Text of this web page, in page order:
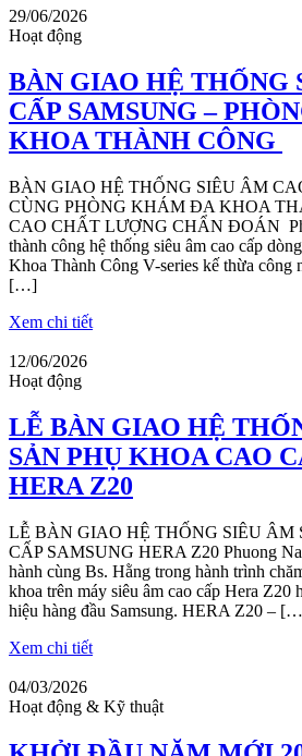
29/06/2026
Hoạt động
BÀN GIAO HỆ THỐNG
CẤP SAMSUNG –
KHOA THÀNH CÔNG
BÀN GIAO HỆ THỐNG SIÊU ÂM
CÙNG PHÒNG KHÁM ĐA KHOA
CAO CHẤT LƯỢNG CHẨN ĐOÁN
thành công hệ thống siêu âm cao cấp
Khoa Thành Công V-series kế thừa công
[…]
Xem chi tiết
12/06/2026
Hoạt động
LỄ BÀN GIAO HỆ
SẢN PHỤ KHOA CAO
HERA Z20
LỄ BÀN GIAO HỆ THỐNG SIÊU ÂM
CẤP SAMSUNG HERA Z20 Phuong
hành cùng Bs. Hằng trong hành trình
khoa trên máy siêu âm cao cấp Hera Z20
hiệu hàng đầu Samsung. HERA Z20 –
Xem chi tiết
04/03/2026
Hoạt động & Kỹ thuật